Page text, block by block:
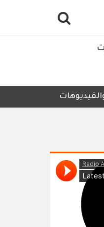
التي لا تحتوي على